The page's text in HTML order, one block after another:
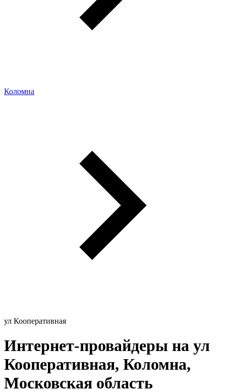
Коломна
ул Кооперативная
Интернет-провайдеры на ул
Кооперативная, Коломна,
Московская область